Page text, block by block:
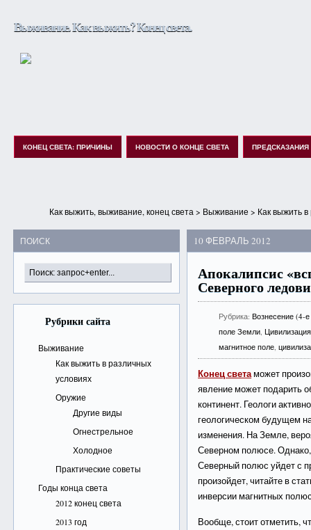
Выживание. Как выжить? Конец света.
КОНЕЦ СВЕТА: ПРИЧИНЫ НОВОСТИ О КОНЦЕ СВЕТА ПРЕДСКАЗАНИЯ
Как выжить, выживание, конец света > Выживание > Как выжить
ПОИСК
Рубрики сайта
Выживание
Как выжить в различных
условиях
Оружие
Другие виды
Огнестрельное
Холодное
Практические советы
Годы конца света
2012 конец света
2013 год
10 ФЕВРАЛЬ 2012
Апокалипсис
Северного
Рубрика:Вознесение (4-
поле Земли,Цивилизация
магнитное поле,
Конец светаможет
явление может подарить
континент. Геологи
геологическом будущем
изменения. На Земле,
Северном полюсе. Однако,
Северный полюс уйдет с
произойдет, читайте в
инверсии магнитных
Вообще, стоит отметить,